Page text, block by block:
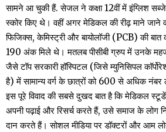
सामने आ चुकी हैं. सेजल ने कक्षा 12वीं में इंग्लिश
स्कोर किए थे। वहीं अगर मेडिकल की रीढ़ माने जाने
फिजिक्स, केमिस्ट्री और बायोलॉजी (PCB) की
190 अंक मिले थे। मतलब पीसीबी ग्रुप में उनके
जैसे टॉप सरकारी हॉस्पिटल (जिसे म्युनिसिपल
है) में सामान्य वर्ग के छात्रों को 600 से अधिक नंबर
इस पूरे विवाद की सबसे दुखद बात है कि मेडिकल
अपनी पढ़ाई और रिसर्च करते हैं, उसे समाज के लोग
दान करते हैं। सोशल मीडिया पर डॉक्टरों और आम